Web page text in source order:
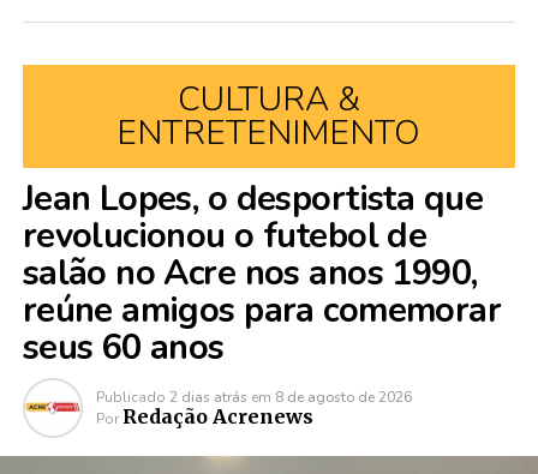
CULTURA &
ENTRETENIMENTO
Jean Lopes, o desportista que
revolucionou o futebol de
salão no Acre nos anos 1990,
reúne amigos para comemorar
seus 60 anos
Publicado 2 dias atrás em 8 de agosto de 2026
Por Redação Acrenews